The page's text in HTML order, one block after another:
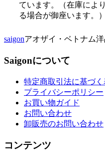
ています。（在庫によ
る場合が御座います。）
saigonアオザイ・ベトナム
Saigonについて
特定商取引法に基づ
プライバシーポリシー
お買い物ガイド
お問い合わせ
卸販売のお問い合わせ
コンテンツ